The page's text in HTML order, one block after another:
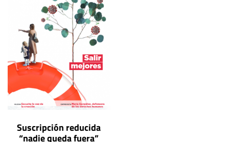
Suscripción reducida
“nadie queda fuera”